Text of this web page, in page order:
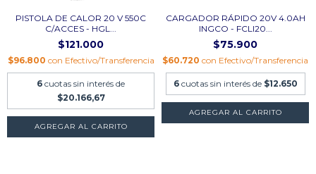
PISTOLA DE CALOR 20 V 550C
C/ACCES - HGL...
$121.000
$96.800 con Efectivo/Transferencia
6 cuotas sin interés de
$20.166,67
CARGADOR RÁPIDO 20V 4.0AH
INGCO - FCLI20...
$75.900
$60.720 con Efectivo/Transferencia
6 cuotas sin interés de $12.650